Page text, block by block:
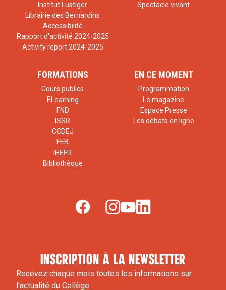
Institut Lustiger
Librairie des Bernardins
Accessibilité
Rapport d'activité 2024-2025
Activity report 2024-2025
Spectacle vivant
FORMATIONS
Cours publics
ELearning
FND
ISSR
CCDEJ
FEB
IHEFR
Bibliothèque
EN CE MOMENT
Programmation
Le magazine
Espace Presse
Les débats en ligne
inscription à la newsletter
Recevez chaque mois toutes les informations sur
l'actualité du Collège.